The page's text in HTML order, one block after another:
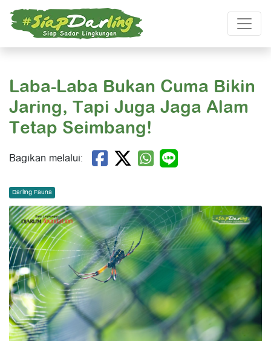
Laba-Laba Bukan Cuma Bikin
Jaring, Tapi Juga Jaga Alam
Tetap Seimbang!
Bagikan melalui:
Darling Fauna